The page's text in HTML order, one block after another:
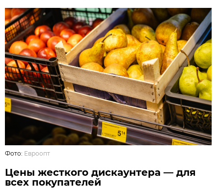
Фото: Евроопт
Цены жесткого дискаунтера — для
всех покупателей